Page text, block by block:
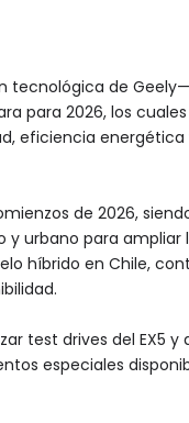
tecnológica de
para 2026, los
eficiencia
de 2026,
urbano para ampliar
híbrido en Chile,
test drives del EX5
especiales